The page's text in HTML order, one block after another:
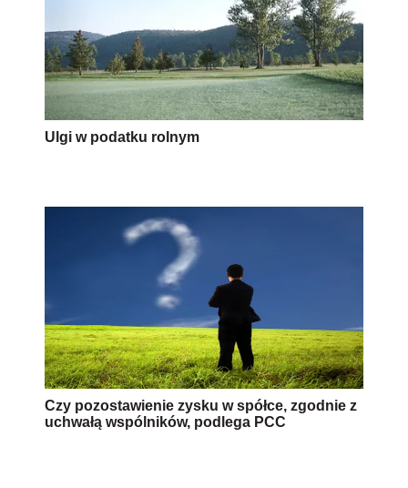
Ulgi w podatku rolnym
Czy pozostawienie zysku w spółce, zgodnie z
uchwałą wspólników, podlega PCC